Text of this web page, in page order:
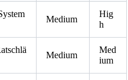
Medium
Hig
h
Medium
Med
ium